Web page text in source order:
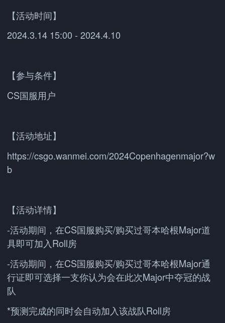
【活动时间】
2024.3.14 15:00 - 2024.4.10
【参与条件】
CS国服用户
【活动地址】
https://csgo.wanmei.com/2024Copenhagenmajor?w
b
【活动详情】
-活动期间，在CS国服购买/购买过哥本哈根Major道
具即可加入Roll房
-活动期间，在CS国服购买/购买过哥本哈根Major通
行证即可选择一支你认为会在此次Major中夺冠的战
队
*预测完成的同时会自动加入该战队Roll房